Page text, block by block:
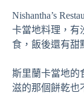
Nishantha’s
卡當地料理，有
食，飯後還有甜
斯里蘭卡當地的
滋的那個餅乾也